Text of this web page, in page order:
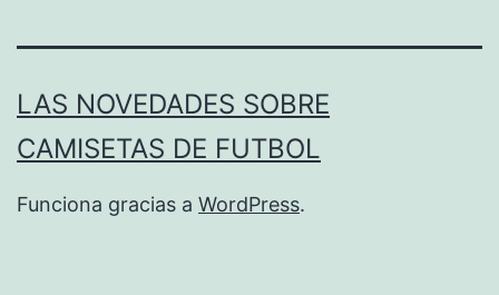
LAS NOVEDADES SOBRE
CAMISETAS DE FUTBOL
Funciona gracias a WordPress.